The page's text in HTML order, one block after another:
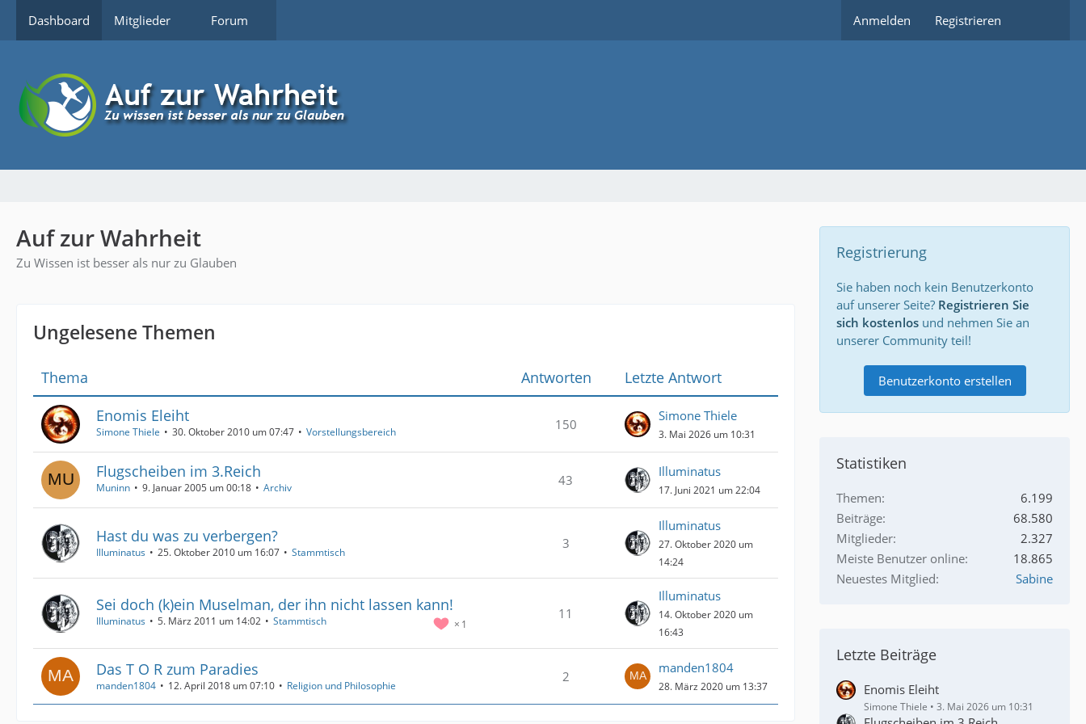
Dashboard Mitglieder Forum Anmelden Registrieren
Auf zur Wahrheit
Zu Wissen ist besser als nur zu Glauben
Ungelesene Themen
Thema Antworten
Letzte Antwort
Enomis Eleiht
Simone Thiele 30. Oktober 2010 um 07:47 Vorstellungsbereich 150
Simone Thiele
3. Mai 2026 um 10:31
Flugscheiben im 3.Reich
Muninn 9. Januar 2005 um 00:18 Archiv 43
Illuminatus
17. Juni 2021 um 22:04
Hast du was zu verbergen?
Illuminatus 25. Oktober 2010 um 16:07 Stammtisch
3
Illuminatus
27. Oktober 2020 um
14:24
Sei doch (k)ein Muselman, der ihn nicht lassen kann!
1
Illuminatus 5. März 2011 um 14:02 Stammtisch 11
Illuminatus
14. Oktober 2020 um
16:43
Das T O R zum Paradies
manden1804 12. April 2018 um 07:10 Religion und Philosophie
2
manden1804
28. März 2020 um 13:37
Registrierung
Sie haben noch kein Benutzerkonto
auf unserer Seite? Registrieren Sie
sich kostenlos und nehmen Sie an
unserer Community teil!
Benutzerkonto erstellen
Statistiken
Themen
6.199
Beiträge
68.580
Mitglieder
2.327
Meiste Benutzer online
18.865
Neuestes Mitglied
Sabine
Letzte Beiträge
Enomis Eleiht
Simone Thiele 3. Mai 2026 um 10:31